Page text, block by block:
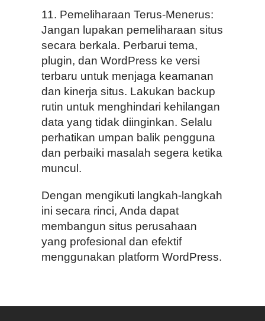
11. Pemeliharaan Terus-Menerus:
Jangan lupakan pemeliharaan situs
secara berkala. Perbarui tema,
plugin, dan WordPress ke versi
terbaru untuk menjaga keamanan
dan kinerja situs. Lakukan backup
rutin untuk menghindari kehilangan
data yang tidak diinginkan. Selalu
perhatikan umpan balik pengguna
dan perbaiki masalah segera ketika
muncul.
Dengan mengikuti langkah-langkah
ini secara rinci, Anda dapat
membangun situs perusahaan
yang profesional dan efektif
menggunakan platform WordPress.